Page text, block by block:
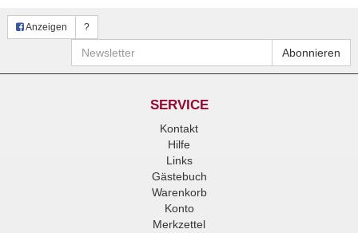
Anzeigen ?
Newsletter Abonnieren
SERVICE
Kontakt
Hilfe
Links
Gästebuch
Warenkorb
Konto
Merkzettel